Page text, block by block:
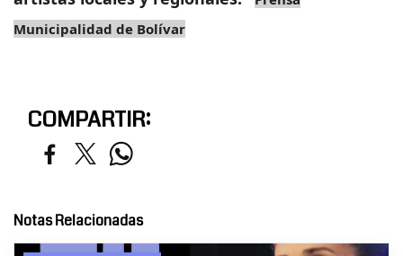
Municipalidad de Bolívar
COMPARTIR:
Notas Relacionadas